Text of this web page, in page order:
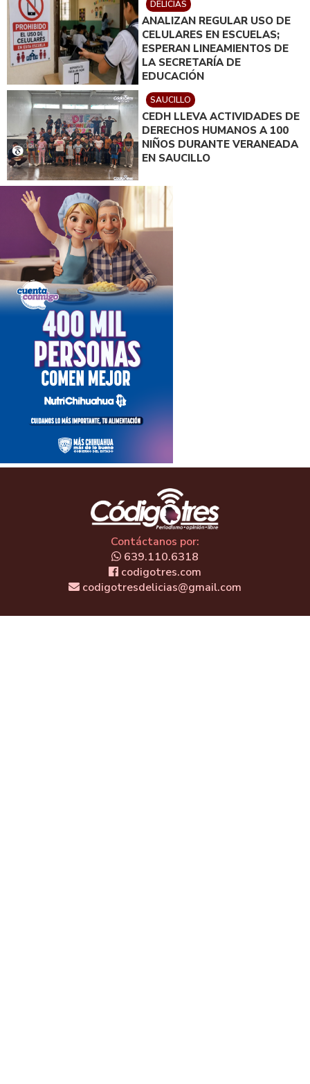
DELICIAS
ANALIZAN REGULAR USO DE
CELULARES EN ESCUELAS;
ESPERAN LINEAMIENTOS DE
LA SECRETARÍA DE
EDUCACIÓN
SAUCILLO
CEDH LLEVA ACTIVIDADES DE
DERECHOS HUMANOS A 100
NIÑOS DURANTE VERANEADA
EN SAUCILLO
Contáctanos por:
639.110.6318
codigotres.com
codigotresdelicias@gmail.com